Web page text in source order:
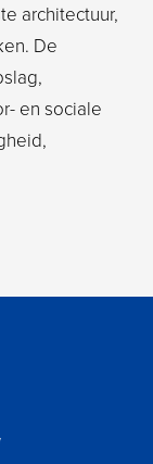
architectuur,
De
en sociale